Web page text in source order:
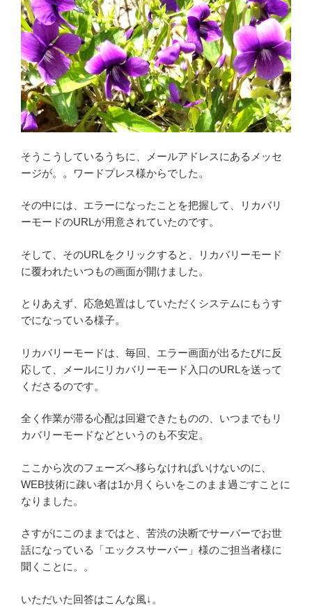
そうこうしているうちに、メールアドレスにあるメッセ
ージが。。ワードプレス様からでした。
その中には、エラーになったことを把握して、リカバリ
ーモードのURLが用意されていたのです。
そして、そのURLをクリックすると、リカバリーモード
に覆われたいつもの画面が開けました。
とりあえず、応急処置はしていただくシステムにもうす
でになっている様子。
リカバリーモードは、毎回、エラー画面が出るたびに反
応して、メールにリカバリーモード入口のURLを送って
くださるのです。
全く作業が滞る心配は回避できたものの、いつまでもリ
カバリーモードなどというのも不安定。
ここから次のフェーズへ移らなければいけないのに、
WEB技術に疎い者は1か月くらいをこのまま過ごすことに
なりました。
さすがにこのままではと、苦渋の決断でサーバーでお世
話になっている「エックスサーバー」様のご担当者様に
聞くことに。。
いただいた回答はこんな風↓。